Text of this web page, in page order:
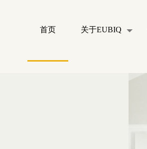
首页 关于EUBIQ